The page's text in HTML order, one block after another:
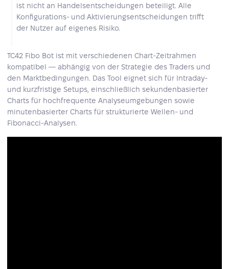
ist nicht an Handelsentscheidungen beteiligt. Alle
Konfigurations- und Aktivierungsentscheidungen trifft
der Nutzer auf eigenes Risiko.
TC42 Fibo Bot ist mit verschiedenen Chart-Zeitrahmen
kompatibel — abhängig von der Strategie des Traders und
den Marktbedingungen. Das Tool eignet sich für Intraday-
und kurzfristige Setups, einschließlich sekundenbasierter
Charts für hochfrequente Analyseumgebungen sowie
minutenbasierter Charts für strukturierte Wellen- und
Fibonacci-Analysen.